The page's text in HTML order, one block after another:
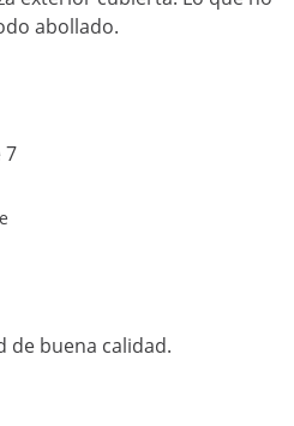
abollado.
7
de buena calidad.